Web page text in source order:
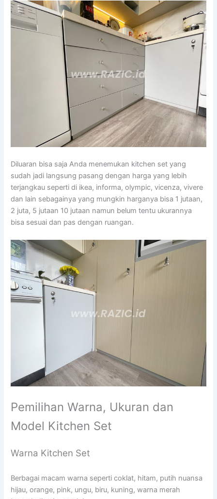
Diluaran bisa saja Anda menemukan kitchen set yang
sudah jadi langsung pasang dengan harga yang lebih
terjangkau seperti di ikea, informa, olympic, vicenza, vivere
dan lain sebagainya yang mungkin harganya bisa 1 jutaan,
2 juta, 5 jutaan 10 jutaan namun belum tentu ukurannya
bisa sesuai dan pas dengan ruangan.
Pemilihan Warna, Ukuran dan
Model Kitchen Set
Warna Kitchen Set
Berbagai macam warna seperti coklat, hitam, putih nuansa
hijau, orange, pink, ungu, biru, kuning, warna merah